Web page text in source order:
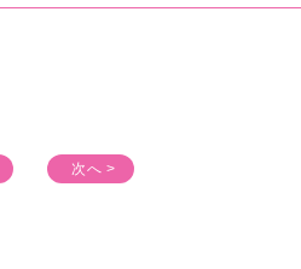
次へ >